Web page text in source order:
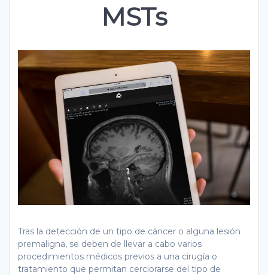
MSTs
Tras la detección de un tipo de cáncer o alguna lesión
premaligna, se deben de llevar a cabo varios
procedimientos médicos previos a una cirugía o
tratamiento que permitan cerciorarse del tipo de